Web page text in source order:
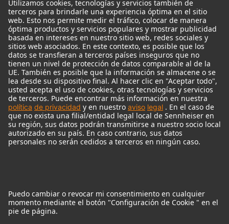
Monitor Accessories
Auriculares
Micrófonos Legendarios
Audio Interface
Pie de imprenta